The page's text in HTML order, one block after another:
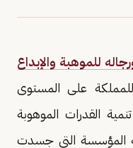
للموهبة والإبداع
على المستوى
تنمية القدرات الموهوبة
المؤسسة التي جسدت